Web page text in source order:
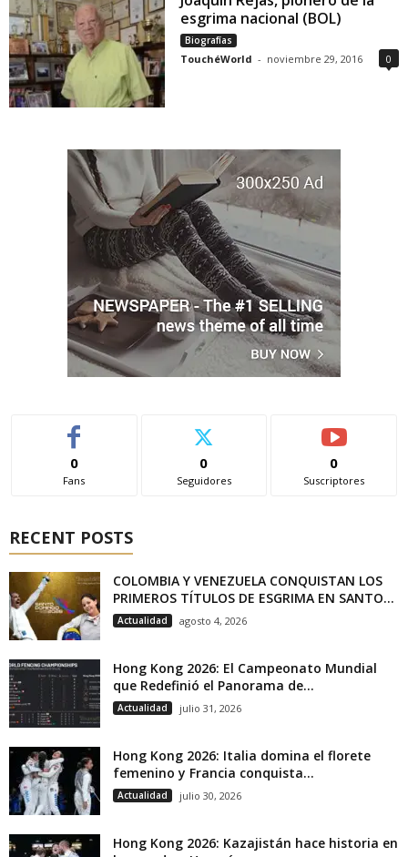
esgrima nacional (BOL)
Biografías
TouchéWorld - noviembre 29, 2016 0
0
Fans
0
Seguidores
0
Suscriptores
RECENT POSTS
COLOMBIA Y VENEZUELA CONQUISTAN LOS
PRIMEROS TÍTULOS DE ESGRIMA EN SANTO...
Actualidad agosto 4, 2026
Hong Kong 2026: El Campeonato Mundial
que Redefinió el Panorama de...
Actualidad julio 31, 2026
Hong Kong 2026: Italia domina el florete
femenino y Francia conquista...
Actualidad julio 30, 2026
Hong Kong 2026: Kazajistán hace historia en